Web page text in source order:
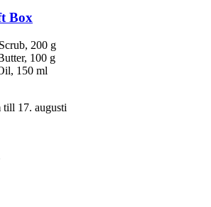
Box
200 g
100 g
150 ml
till 17. augusti